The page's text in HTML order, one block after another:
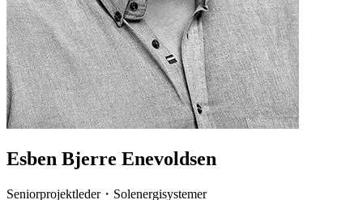
Esben Bjerre Enevoldsen
Seniorprojektleder・Solenergisystemer